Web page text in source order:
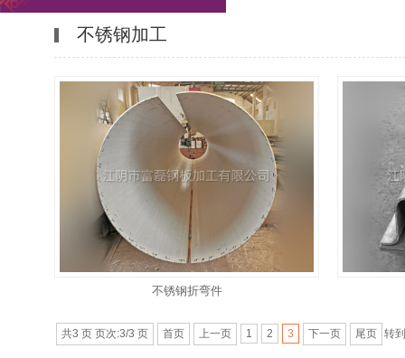
不锈钢加工
不锈钢折弯件
共3 页 页次:3/3 页 首页 上一页 1 2 3 下一页 尾页 转到